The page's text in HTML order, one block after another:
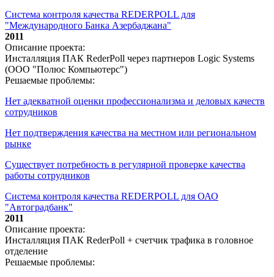
Система контроля качества REDERPOLL для
"Международного Банка Азербаджана"
2011
Описание проекта:
Инсталляция ПАК RederPoll через партнеров Logic Systems
(ООО "Полюс Компьютерс")
Решаемые проблемы:
Нет адекватной оценки профессионализма и деловых качеств
сотрудников
Нет подтверждения качества на местном или региональном
рынке
Существует потребность в регулярной проверке качества
работы сотрудников
Система контроля качества REDERPOLL для ОАО
"Автоградбанк"
2011
Описание проекта:
Инсталляция ПАК RederPoll + счетчик трафика в головное
отделение
Решаемые проблемы: